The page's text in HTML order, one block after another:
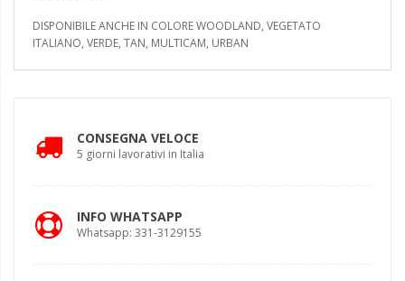
DISPONIBILE ANCHE IN COLORE WOODLAND, VEGETATO
ITALIANO, VERDE, TAN, MULTICAM, URBAN
CONSEGNA VELOCE
5 giorni lavorativi in Italia
INFO WHATSAPP
Whatsapp: 331-3129155